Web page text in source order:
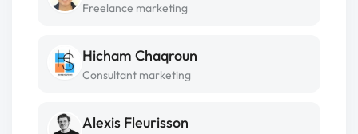
Freelance marketing
Hicham Chaqroun
Consultant marketing
Alexis Fleurisson